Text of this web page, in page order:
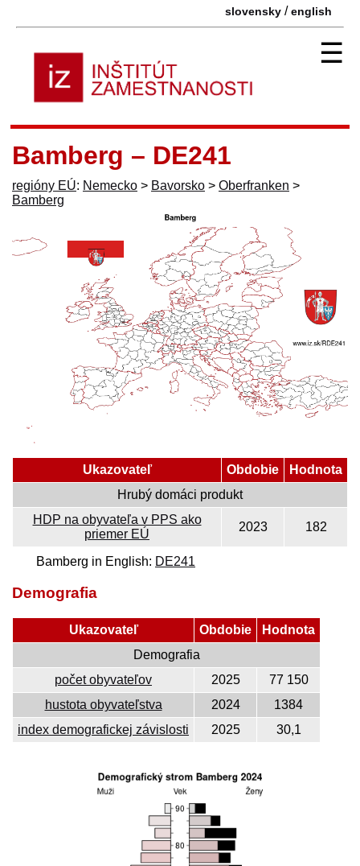
slovensky /english
☰
Bamberg – DE241
regióny EÚ: Nemecko > Bavorsko > Oberfranken >
Bamberg
Ukazovateľ Obdobie
Hodnota
Hrubý domáci produkt
HDP na obyvateľa v PPS ako
priemer EÚ
2023 182
Bamberg in English: DE241
Demografia
Ukazovateľ Obdobie
Hodnota
Demografia
počet obyvateľov
2025
77 150
hustota obyvateľstva
2024
1384
index demografickej závislosti
2025 30,1